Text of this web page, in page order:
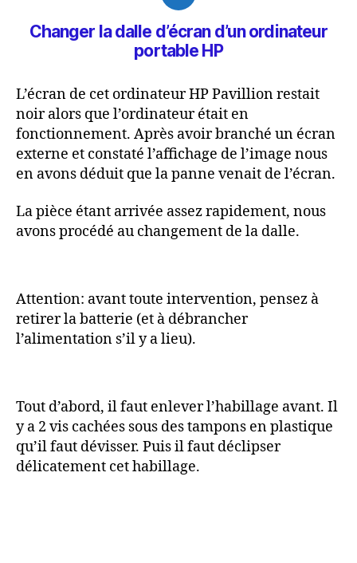
Changer la dalle d’écran d’un ordinateur
portable HP
L’écran de cet ordinateur HP Pavillion restait
noir alors que l’ordinateur était en
fonctionnement. Après avoir branché un écran
externe et constaté l’affichage de l’image nous
en avons déduit que la panne venait de l’écran.
La pièce étant arrivée assez rapidement, nous
avons procédé au changement de la dalle.
Attention: avant toute intervention, pensez à
retirer la batterie (et à débrancher
l’alimentation s’il y a lieu).
Tout d’abord, il faut enlever l’habillage avant. Il
y a 2 vis cachées sous des tampons en plastique
qu’il faut dévisser. Puis il faut déclipser
délicatement cet habillage.